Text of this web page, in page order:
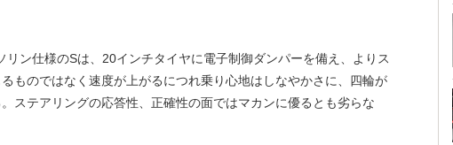
ン仕様のSは、20インチタイヤに電子制御ダンパーを備え、よりス
ものではなく速度が上がるにつれ乗り心地はしなやかさに、四輪が
ステアリングの応答性、正確性の面ではマカンに優るとも劣らな